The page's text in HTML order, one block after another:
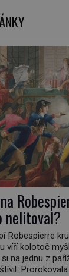
nelitoval?
Robespierre
víří kolotoč
na jednu z